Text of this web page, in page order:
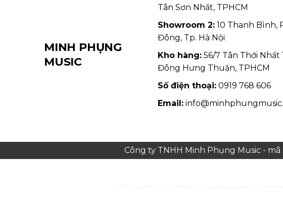
MINH PHỤNG
MUSIC
Tân Sơn Nhất, TPHCM
Showroom 2: 10 Thanh Bình,
Đông, Tp. Hà Nội
Kho hàng: 56/7 Tân Thới Nhất
Đông Hưng Thuận, TPHCM
Số điện thoại: 0919 768 606
Email:
Công ty TNHH Minh Phụng Music -